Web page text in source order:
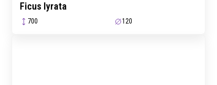
Ficus lyrata
700 120